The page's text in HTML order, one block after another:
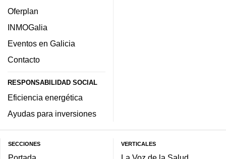
Oferplan
INMOGalia
Eventos en Galicia
Contacto
RESPONSABILIDAD SOCIAL
Eficiencia energética
Ayudas para inversiones
SECCIONES VERTICALES